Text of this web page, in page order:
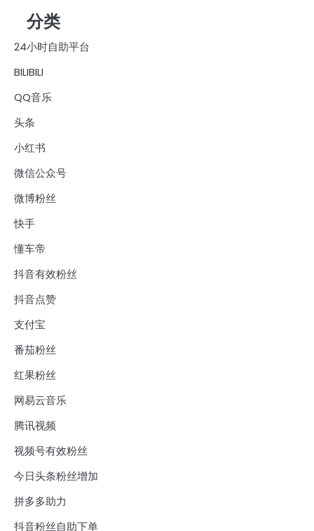
分类
24小时自助平台
BILIBILI
QQ音乐
头条
小红书
微信公众号
微博粉丝
快手
懂车帝
抖音有效粉丝
抖音点赞
支付宝
番茄粉丝
红果粉丝
网易云音乐
腾讯视频
视频号有效粉丝
今日头条粉丝增加
拼多多助力
抖音粉丝自助下单